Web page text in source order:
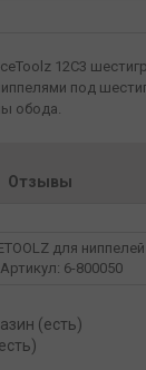
12C3
под
обода.
Отзывы
(есть)